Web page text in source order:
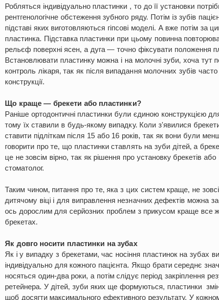
Робляться індивідуально пластинки , то до її установки
рентгенологічне обстеження зубного ряду. Потім із зубів
підставі яких виготовляються гіпсові моделі. А вже потім за
пластинка. Підставка пластинки при цьому повинна
рельєф поверхні ясен, а дуга — точно фіксувати положення
Встановлювати пластинку можна і на молочні зуби, хоча тут
контроль лікаря, так як після випадання молочних зубів часто
конструкції.
Що краще — брекети або пластинки?
Раніше ортодонтичні пластинки були єдиною конструкцією
тому їх ставили в будь-якому випадку. Коли з'явилися
ставити підліткам після 15 або 16 років, так як вони були
говорити про те, що пластинки ставлять на зуби дітей, а
це не зовсім вірно, так як рішення про установку брекетів
стоматолог.
Таким чином, питання про те, яка з цих систем краще, не
дитячому віці і для виправлення незначних дефектів можна
ось дорослим для серйозних проблем з прикусом краще все
брекетах.
Як довго носити пластинки на зубах
Як і у випадку з брекетами, час носіння пластинок на зубах
індивідуально для кожного пацієнта. Якщо брати середнє
носяться один-два роки, а потім слідує період закріплення
ретейнера. У дітей, зуби яких ще формуються, пластинки
щоб досягти максимального ефективного результату. У